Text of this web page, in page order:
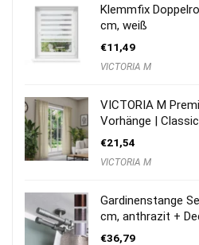
Klemmfix
cm, weiß
€11,49
VICTORIA M
VICTORIA M
Vorhänge |
€21,54
VICTORIA M
Gardinenstange
cm, anthrazit +
€36,79